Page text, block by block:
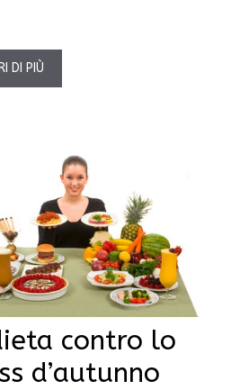
DI PIÙ
contro lo
d’autunno